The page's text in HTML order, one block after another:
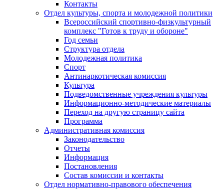
Контакты
Отдел культуры, спорта и молодежной политики
Всероссийский спортивно-физкультурный
комплекс "Готов к труду и обороне"
Год семьи
Структура отдела
Молодежная политика
Спорт
Антинаркотическая комиссия
Культура
Подведомственные учреждения культуры
Информационно-методические материалы
Переход на другую страницу сайта
Программа
Административная комиссия
Законодательство
Отчеты
Информация
Постановления
Состав комиссии и контакты
Отдел нормативно-правового обеспечения